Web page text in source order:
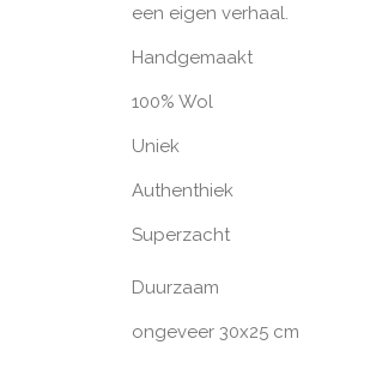
een eigen verhaal.
Handgemaakt
100% Wol
Uniek
Authenthiek
Superzacht
Duurzaam
ongeveer 30x25 cm